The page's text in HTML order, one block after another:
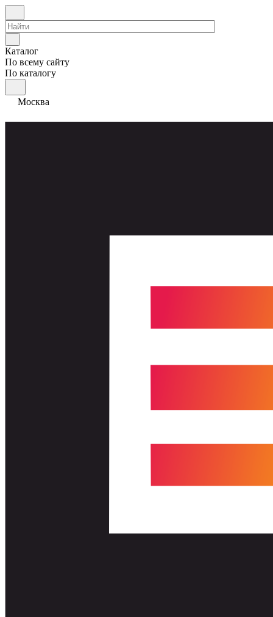
Каталог
По всему сайту
По каталогу
Москва